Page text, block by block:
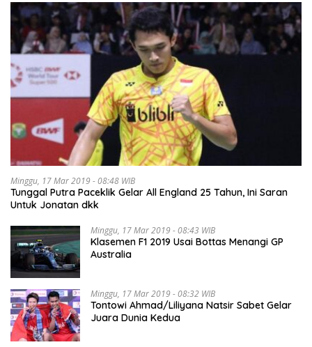
Minggu, 17 Mar 2019 - 08:48 WIB
Tunggal Putra Paceklik Gelar All England 25 Tahun, Ini Saran
Untuk Jonatan dkk
Minggu, 17 Mar 2019 - 08:43 WIB
Klasemen F1 2019 Usai Bottas Menangi GP
Australia
Minggu, 17 Mar 2019 - 08:32 WIB
Tontowi Ahmad/Liliyana Natsir Sabet Gelar
Juara Dunia Kedua